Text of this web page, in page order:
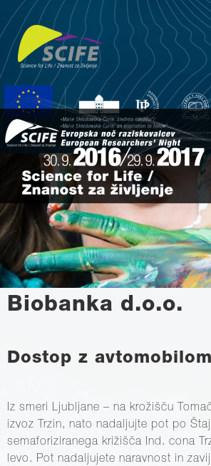
Biobanka d.o.o.
Dostop z avtomobilom
Iz smeri Ljubljane – na krožišču
izvoz Trzin, nato nadaljujte pot po
semaforiziranega križišča Ind. cona
levo. Pot nadaljujete naravnost in